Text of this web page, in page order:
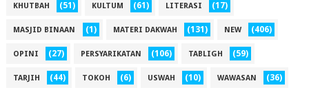
KHUTBAH (51) KULTUM (61) LITERASI (17)
MASJID BINAAN (1) MATERI DAKWAH (131) NEW (406)
OPINI (27) PERSYARIKATAN (106) TABLIGH (59)
TARJIH (44) TOKOH (6) USWAH (10) WAWASAN (36)